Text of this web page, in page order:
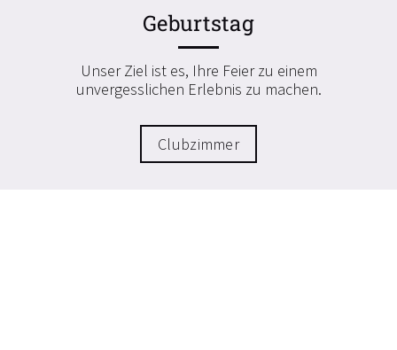
Geburtstag
Unser Ziel ist es, Ihre Feier zu einem
unvergesslichen Erlebnis zu machen.
Clubzimmer